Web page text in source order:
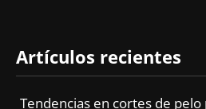
Artículos recientes
Tendencias en cortes de